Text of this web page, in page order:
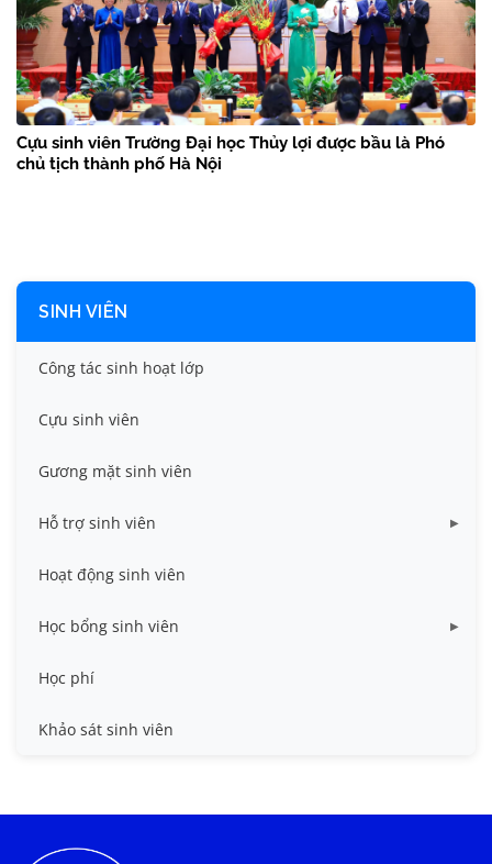
Cựu sinh viên Trường Đại học Thủy lợi được bầu là Phó
chủ tịch thành phố Hà Nội
SINH VIÊN
Công tác sinh hoạt lớp
Cựu sinh viên
Gương mặt sinh viên
Hỗ trợ sinh viên
Miễn giảm học phí
Nhà ở
Hoạt động sinh viên
Học bổng sinh viên
HB khuyến khích học tập
HB Lê Văn Kiểm và gia đình
Học phí
Khảo sát sinh viên